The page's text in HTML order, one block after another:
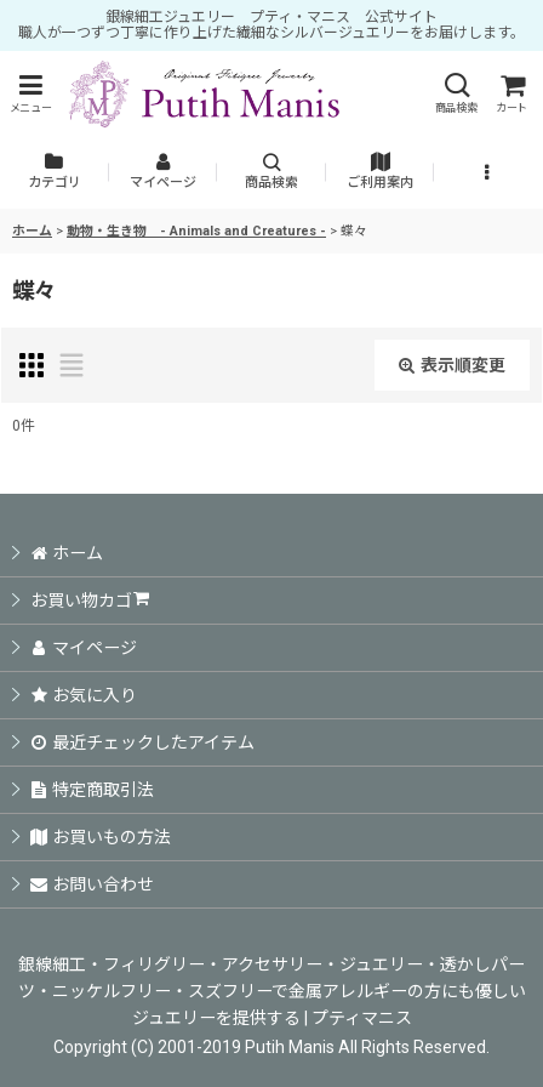
銀線細工ジュエリー プティ・マニス 公式サイト
職人が一つずつ丁寧に作り上げた繊細なシルバージュエリーをお届けします。
メニュー 商品検索 カート
カテゴリ マイページ 商品検索 ご利用案内
ホーム > 動物・生き物 - Animals and Creatures - > 蝶々
蝶々
表示順変更
並び順
0件
ホーム
お買い物カゴ
マイページ
お気に入り
最近チェックしたアイテム
特定商取引法
お買いもの方法
お問い合わせ
銀線細工・フィリグリー・アクセサリー・ジュエリー・透かしパー
ツ・ニッケルフリー・スズフリーで金属アレルギーの方にも優しい
ジュエリーを提供する | プティマニス
Copyright (C) 2001-2019 Putih Manis All Rights Reserved.